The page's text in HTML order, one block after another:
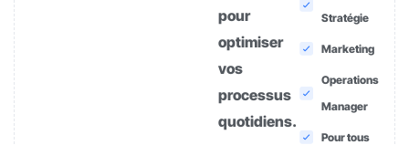
pour
optimiser
vos
processus
quotidiens.
Stratégie
Marketing
Operations
Manager
Pour tous